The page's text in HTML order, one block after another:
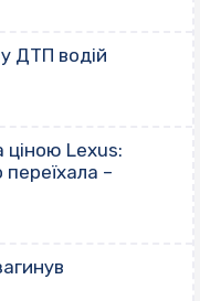
ДТП водій
ціною Lexus:
–